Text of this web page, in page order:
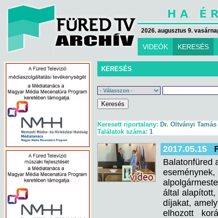
2026. augusztus 9.
VIDEÓK KERESÉS
KERESÉS
Keresett riportalany: Dr. Oltványi
Találatok száma: 1
2017.05.15
Balatonfüred
által alapított,
díjakat,
elhozott